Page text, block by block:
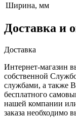
Ширина, мм
Доставка и
Доставка
Интернет-магазин
собственной
службами, а также
бесплатного
нашей компании
заказа необходимо